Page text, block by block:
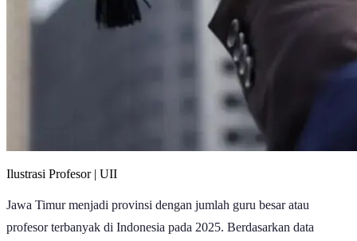
Ilustrasi Profesor | UII
Jawa Timur menjadi provinsi dengan jumlah guru besar atau
profesor terbanyak di Indonesia pada 2025. Berdasarkan data